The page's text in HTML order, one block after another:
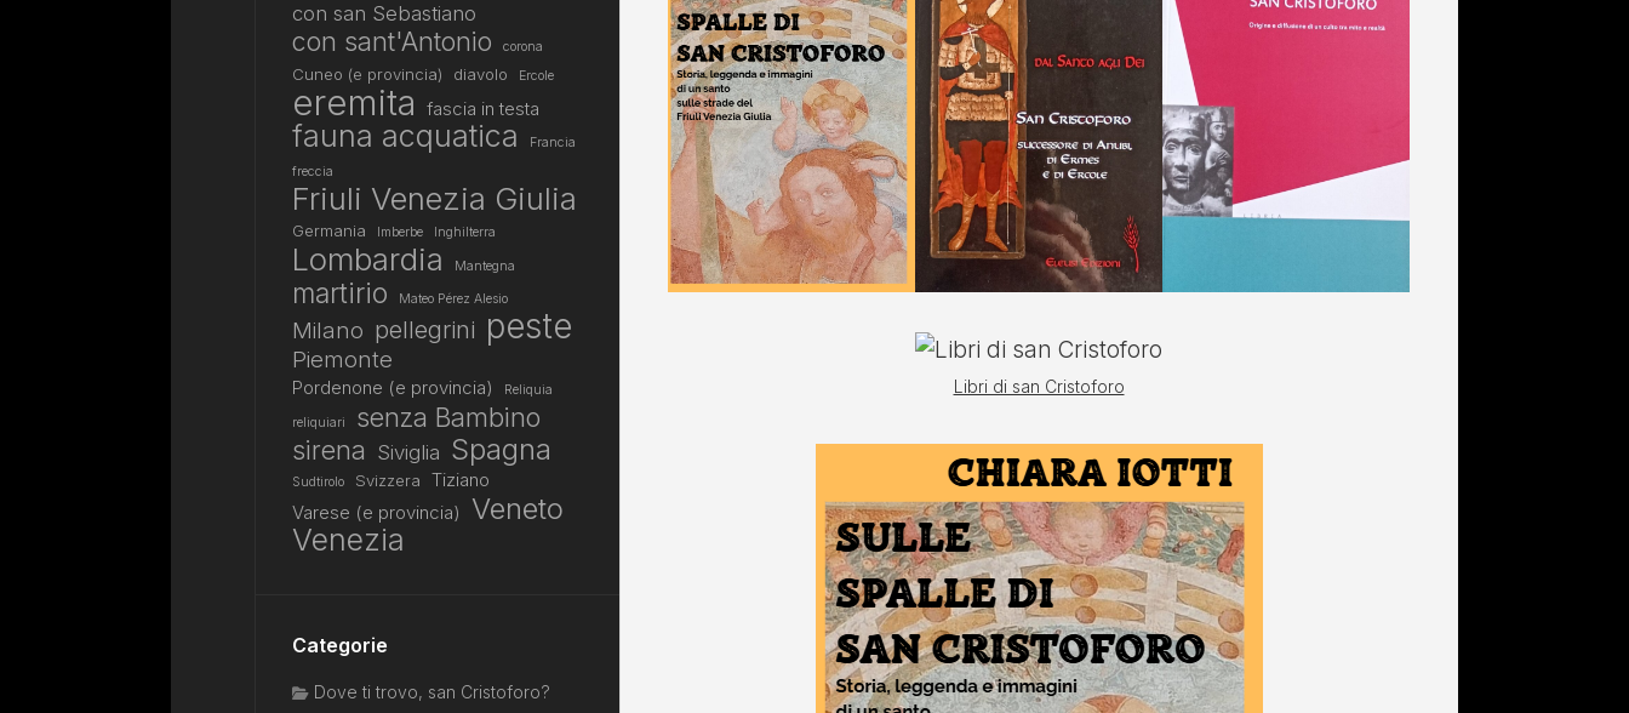
Libri di san Cristoforo
con san Sebastiano
con sant'Antonio corona
Cuneo (e provincia) diavolo Ercole
eremita fascia in testa
fauna acquatica
Francia
freccia
Friuli Venezia Giulia
Germania Imberbe Inghilterra
Lombardia Mantegna
martirio Mateo Pérez Alesio
Milano pellegrini peste
Piemonte
Pordenone (e provincia) Reliquia
reliquiari
senza Bambino
sirena Siviglia Spagna
Sudtirolo Svizzera
Tiziano
Varese (e provincia)
Veneto
Venezia
Categorie
Dove ti trovo, san Cristoforo?